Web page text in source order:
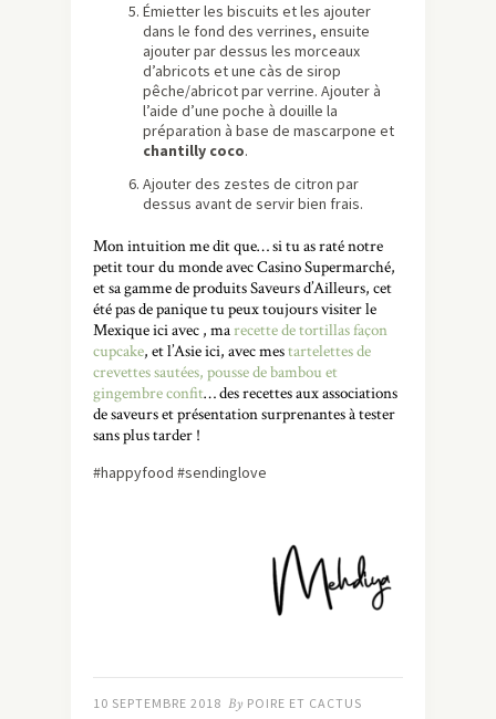
Émietter les biscuits et les ajouter
dans le fond des verrines, ensuite
ajouter par dessus les morceaux
d’abricots et une càs de sirop
pêche/abricot par verrine. Ajouter à
l’aide d’une poche à douille la
préparation à base de mascarpone et
chantilly coco.
Ajouter des zestes de citron par
dessus avant de servir bien frais.
Mon intuition me dit que… si tu as raté notre
petit tour du monde avec Casino Supermarché,
et sa gamme de produits Saveurs d’Ailleurs, cet
été pas de panique tu peux toujours visiter le
Mexique ici avec , marecette de tortillas façon
cupcake, et l’Asie ici, avec mestartelettes de
crevettes sautées, pousse de bambou et
gingembre confit… des recettes aux associations
de saveurs et présentation surprenantes à tester
sans plus tarder !
#happyfood #sendinglove
10 SEPTEMBRE 2018 By POIRE ET CACTUS